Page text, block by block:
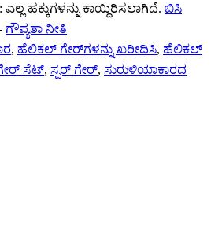
ಎಲ್ಲ ಹಕ್ಕುಗಳನ್ನು ಕಾಯ್ದಿರಿಸಲಾಗಿದೆ. ಬಿಸಿ
ಗೌಪ್ಯತಾ ನೀತಿ
, ಹೆಲಿಕಲ್ ಗೇರ್‌ಗಳನ್ನು ಖರೀದಿಸಿ, ಹೆಲಿಕಲ್
ಸೆಟ್, ಸ್ಪರ್ ಗೇರ್, ಸುರುಳಿಯಾಕಾರದ